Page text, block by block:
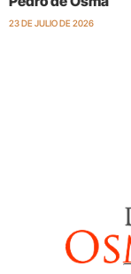
23 DE JULIO DE 2026